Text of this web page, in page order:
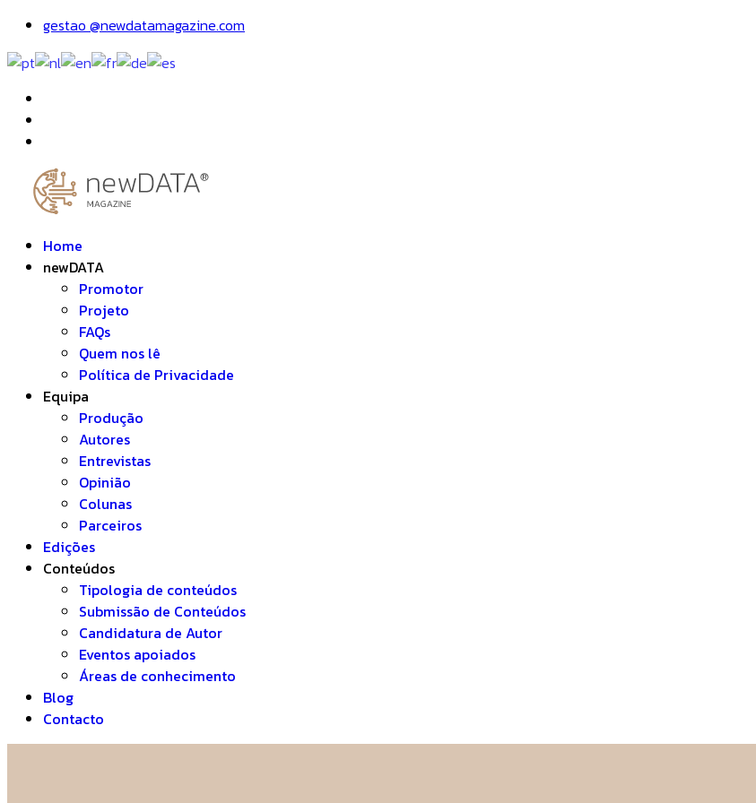
gestao @newdatamagazine.com
Home
newDATA
Promotor
Projeto
FAQs
Quem nos lê
Política de Privacidade
Equipa
Produção
Autores
Entrevistas
Opinião
Colunas
Parceiros
Edições
Conteúdos
Tipologia de conteúdos
Submissão de Conteúdos
Candidatura de Autor
Eventos apoiados
Áreas de conhecimento
Blog
Contacto